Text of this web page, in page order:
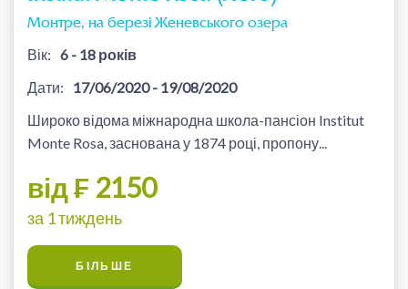
Монтре, на березі Женевського озера
Вік: 6 - 18 років
Дати:
17/06/2020 - 19/08/2020
Широко відома міжнародна школа-пансіон Institut
Monte Rosa, заснована у 1874 році, пропону...
від ₣ 2150
за 1 тиждень
БІЛЬШЕ